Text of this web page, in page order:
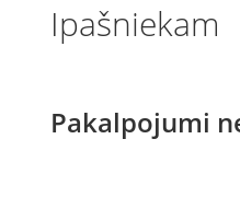
Ipašniekam
Pakalpojumi